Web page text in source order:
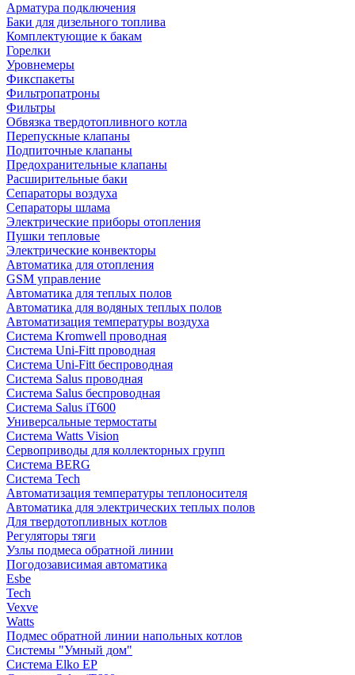
Арматура подключения
Баки для дизельного топлива
Комплектующие к бакам
Горелки
Уровнемеры
Фикспакеты
Фильтропатроны
Фильтры
Обвязка твердотопливного котла
Перепускные клапаны
Подпиточные клапаны
Предохранительные клапаны
Расширительные баки
Сепараторы воздуха
Сепараторы шлама
Электрические приборы отопления
Пушки тепловые
Электрические конвекторы
Автоматика для отопления
GSM управление
Автоматика для теплых полов
Автоматика для водяных теплых полов
Автоматизация температуры воздуха
Система Kromwell проводная
Система Uni-Fitt проводная
Система Uni-Fitt беспроводная
Система Salus проводная
Система Salus беспроводная
Система Salus iT600
Универсальные термостаты
Система Watts Vision
Сервоприводы для коллекторных групп
Система BERG
Система Tech
Автоматизация температуры теплоносителя
Автоматика для электрических теплых полов
Для твердотопливных котлов
Регуляторы тяги
Узлы подмеса обратной линии
Погодозависимая автоматика
Esbe
Tech
Vexve
Watts
Подмес обратной линии напольных котлов
Системы "Умный дом"
Система Elko EP